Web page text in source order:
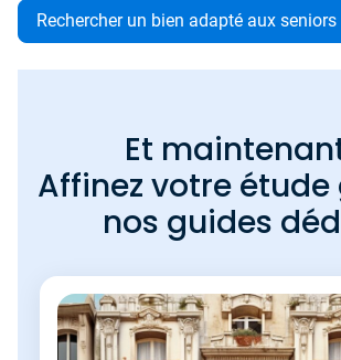
Rechercher un bien adapté aux
Et
Affinez votre étude
nos guides